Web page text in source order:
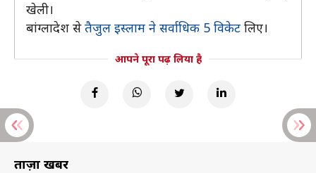
खेली।
बांग्लादेश सेतैजुल इस्लाम ने सर्वाधिक 5 विकेट लिए।
आपने पूरा पढ़ लिया है
ताज़ा खबरें